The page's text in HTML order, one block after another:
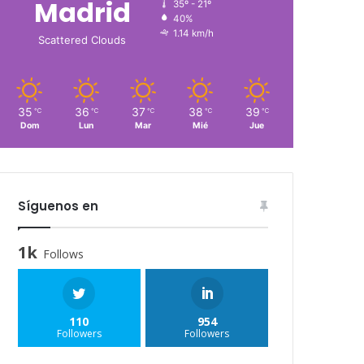
Madrid
Scattered Clouds
35º - 21º
40%
1.14 km/h
35 ℃
Dom
36 ℃
Lun
37 ℃
Mar
38 ℃
Mié
39 ℃
Jue
Síguenos en
1k Follows
110
Followers
954
Followers